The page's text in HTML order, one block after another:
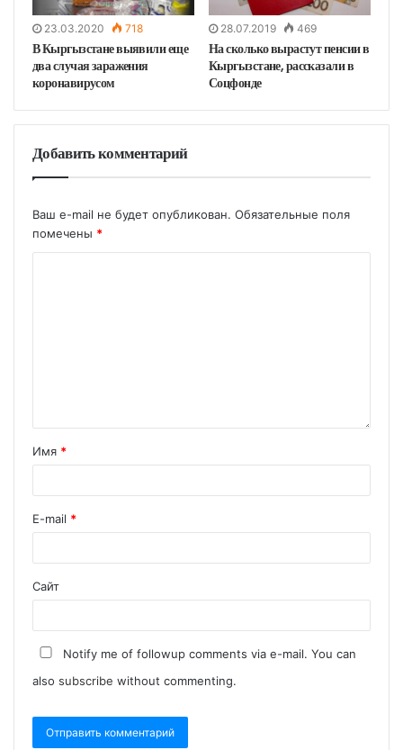
23.03.2020 718
В Кыргызстане выявили еще
два случая заражения
коронавирусом
28.07.2019 469
На сколько вырастут пенсии в
Кыргызстане, рассказали в
Соцфонде
Добавить комментарий
Ваш e-mail не будет опубликован. Обязательные поля
помечены *
Имя *
E-mail *
Сайт
Notify me of followup comments via e-mail. You can
also subscribe without commenting.